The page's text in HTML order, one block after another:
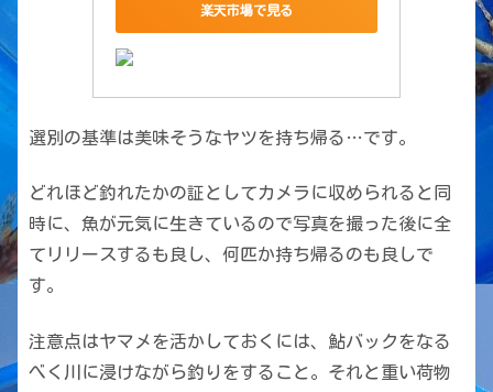
楽天市場で見る
選別の基準は美味そうなヤツを持ち帰る…です。
どれほど釣れたかの証としてカメラに収められると同
時に、魚が元気に生きているので写真を撮った後に全
てリリースするも良し、何匹か持ち帰るのも良しで
す。
注意点はヤマメを活かしておくには、鮎バックをなる
べく川に浸けながら釣りをすること。それと重い荷物